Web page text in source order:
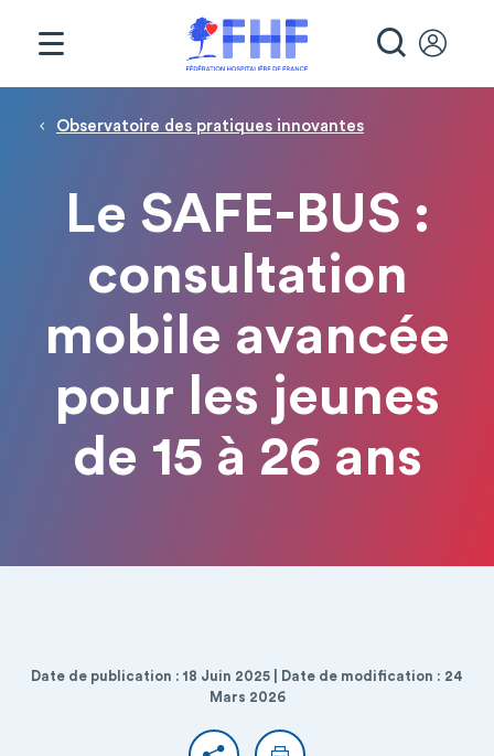
Fil d'Ariane
Observatoire des pratiques innovantes
Le SAFE-BUS :
consultation
mobile avancée
pour les jeunes
de 15 à 26 ans
Date de publication : 18 Juin 2025 | Date de modification : 24
Mars 2026
Panneau de gestion des cookies